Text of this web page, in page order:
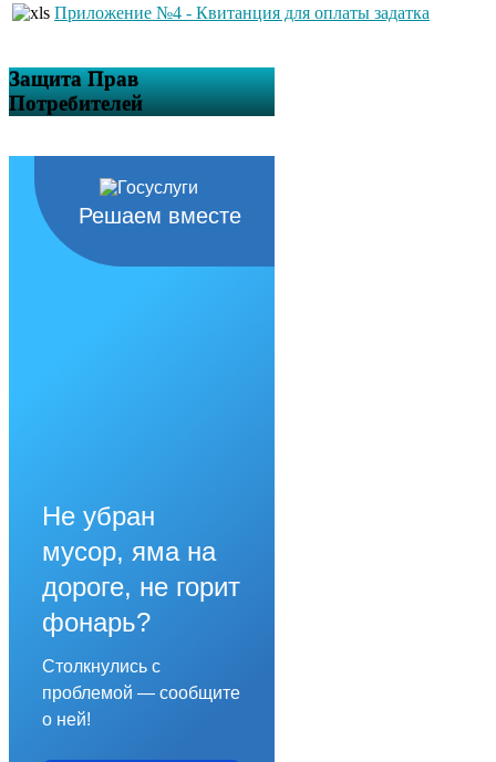
Приложение №4 - Квитанция для оплаты задатка
Защита Прав
Потребителей
Решаем вместе
Не убран
мусор, яма на
дороге, не горит
фонарь?
Столкнулись с
проблемой — сообщите
о ней!